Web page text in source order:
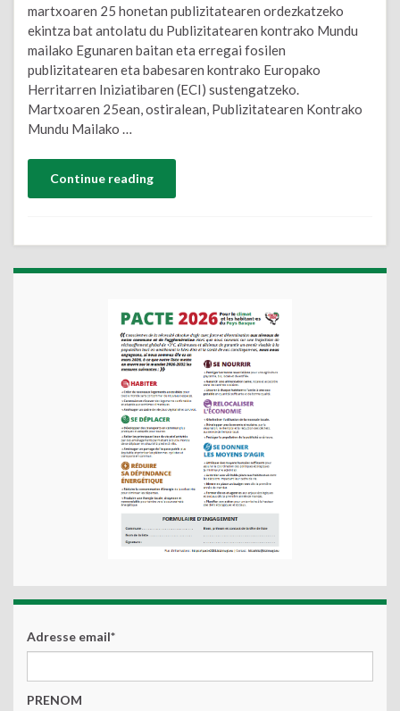
martxoaren 25 honetan publizitatearen ordezkatzeko
ekintza bat antolatu du Publizitatearen kontrako Mundu
mailako Egunaren baitan eta erregai fosilen
publizitatearen eta babesaren kontrako Europako
Herritarren Iniziatibaren (ECI) sustengatzeko.
Martxoaren 25ean, ostiralean, Publizitatearen Kontrako
Mundu Mailako …
Continue reading
Adresse email*
PRENOM